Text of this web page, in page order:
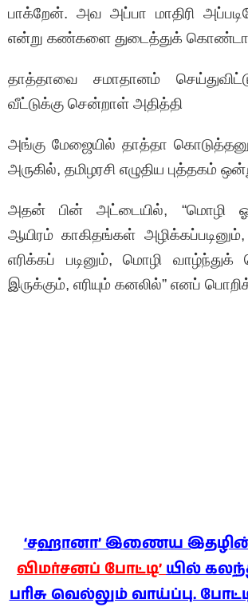
பாக்றேன். அவ அப்பா மாதிரி
என்று கண்களை துடைத்துக்
தாத்தாவை சமாதானம் செய்துவிட்டு
வீட்டுக்கு சென்றாள் அதித்தி
அங்கு மேஜையில் தாத்தா
அருகில், தமிழரசி எழுதிய புத்தகம்
அதன் பின் அட்டையில், “மொழி
ஆயிரம் காகிதங்கள்
எரிக்கப் படினும், மொழி
இருக்கும், எரியும் கனலில்” எனப்
‘சஹானா’ இணைய
விமர்சனப் போட்டி’யில்
பரிசு வெல்லும் வாய்ப்பு.